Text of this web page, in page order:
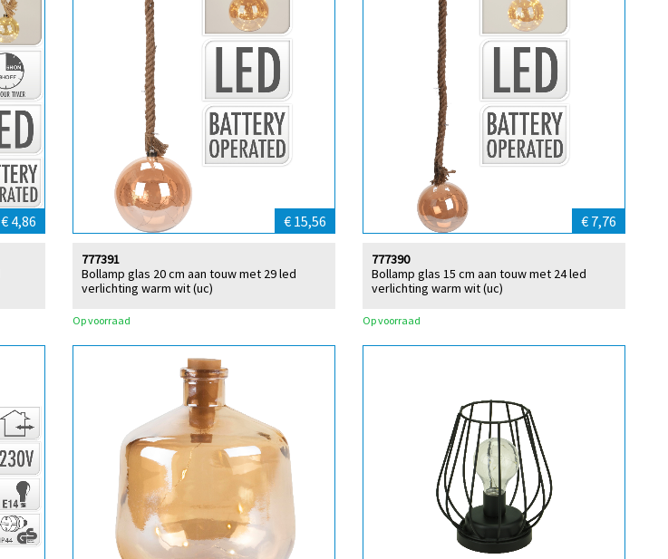
€ 4,86 € 15,56
Bollamp glas 20 cm aan touw met 29 led
verlichting warm wit (uc)
777391
Op voorraad
€ 7,76
Bollamp glas 15 cm aan touw met 24 led
verlichting warm wit (uc)
777390
Op voorraad